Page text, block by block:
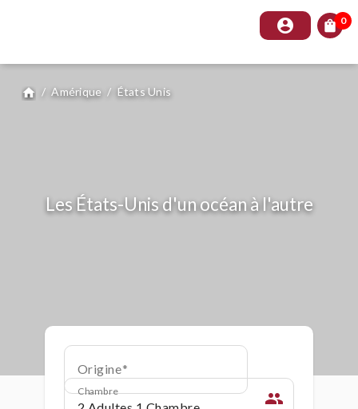
account_circle shopping_bag 0
home / Amérique / États Unis
Les États-Unis d'un océan à l'autre
Origine
Chambre people